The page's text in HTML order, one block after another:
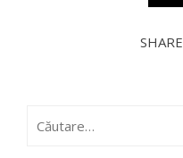
SHARE
după: